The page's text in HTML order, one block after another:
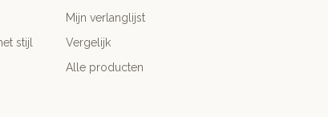
stijl
Mijn verlanglijst
Vergelijk
Alle producten